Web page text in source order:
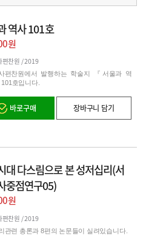
역사 101호
원
편찬원 /2019
편찬원에서 발행하는 학술지 『서울과 역
호입니다.
바로구매 장바구니 담기
대 다스림으로 본 성저십리(서
중점연구05)
원
편찬원 /2019
관련 총론과 8편의 논문들이 실려있습니다.